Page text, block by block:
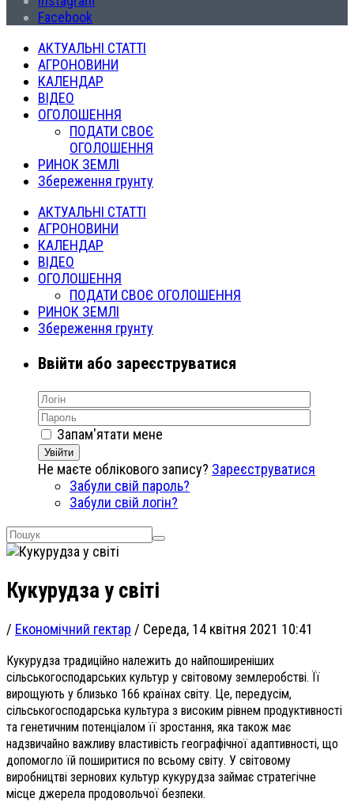
Facebook
АКТУАЛЬНІ СТАТТІ
АГРОНОВИНИ
КАЛЕНДАР
ВІДЕО
ОГОЛОШЕННЯ
ПОДАТИ СВОЄ
ОГОЛОШЕННЯ
РИНОК ЗЕМЛІ
Збереження грунту
АКТУАЛЬНІ СТАТТІ
АГРОНОВИНИ
КАЛЕНДАР
ВІДЕО
ОГОЛОШЕННЯ
ПОДАТИ СВОЄ ОГОЛОШЕННЯ
РИНОК ЗЕМЛІ
Збереження грунту
Ввійти або зареєструватися
Запам'ятати мене
Увійти
Не маєте облікового запису? Зареєструватися
Забули свій пароль?
Забули свій логін?
Кукурудза у світі
/ Економічний гектар / Середа, 14 квітня 2021 10:41
Кукурудза традиційно належить до найпоширеніших
сільськогосподарських культур у світовому землеробстві. Її
вирощують у близько 166 країнах світу. Це, передусім,
сільськогосподарська культура з високим рівнем продуктивності
та генетичним потенціалом її зростання, яка також має
надзвичайно важливу властивість географічної адаптивності, що
допомогло їй поширитися по всьому світу. У світовому
виробництві зернових культур кукурудза займає стратегічне
місце джерела продовольчої безпеки.